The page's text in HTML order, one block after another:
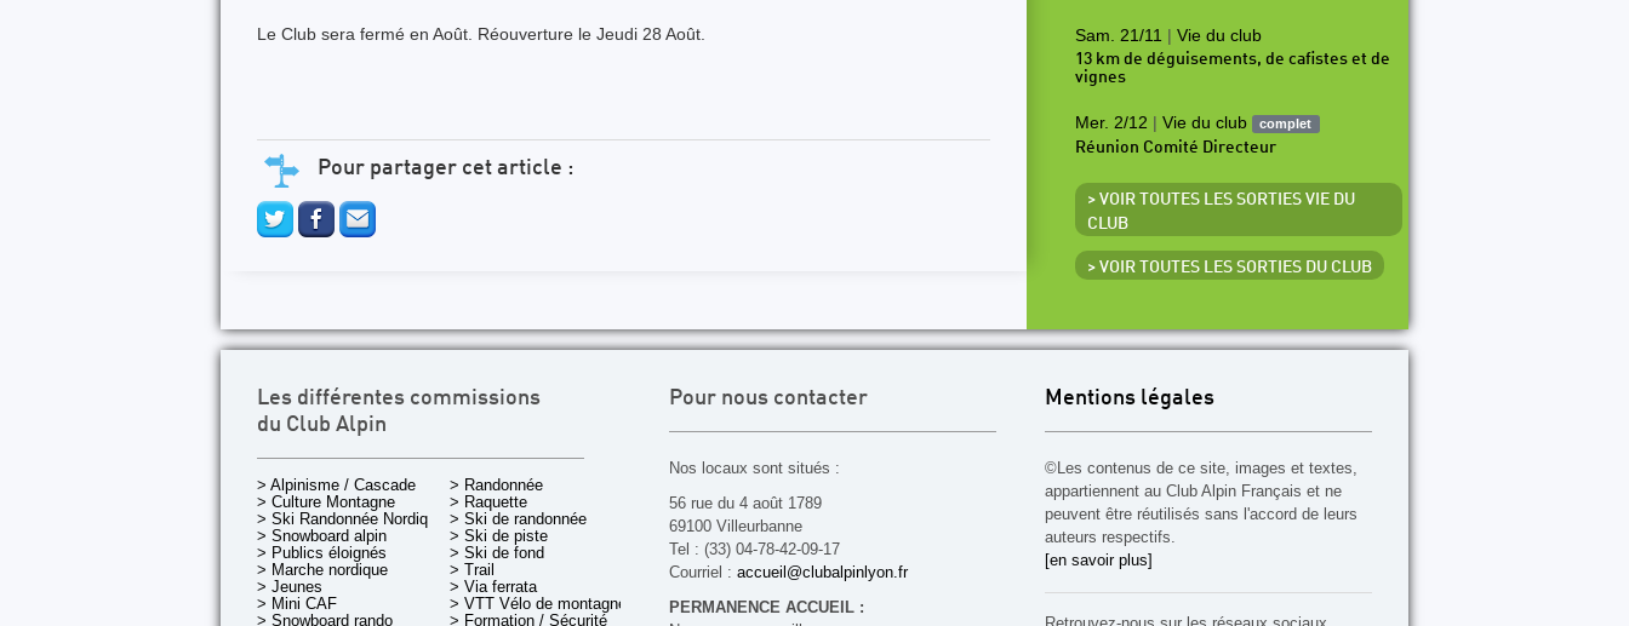
Le Club sera fermé en Août. Réouverture le Jeudi 28 Août.
Pour partager cet article :
Sam. 21/11 | Vie du club
13 km de déguisements, de cafistes et de
vignes
Mer. 2/12 | Vie du club complet
Réunion Comité Directeur
> VOIR TOUTES LES SORTIES VIE DU
CLUB
> VOIR TOUTES LES SORTIES DU CLUB
Les différentes commissions
du Club Alpin
> Alpinisme / Cascade
> Culture Montagne
> Ski Randonnée Nordique
> Snowboard alpin
> Publics éloignés
> Marche nordique
> Jeunes
> Mini CAF
> Snowboard rando
> Randonnée
> Raquette
> Ski de randonnée
> Ski de piste
> Ski de fond
> Trail
> Via ferrata
> VTT Vélo de montagne
> Formation / Sécurité
Pour nous contacter
Nos locaux sont situés :
56 rue du 4 août 1789
69100 Villeurbanne
Tel : (33) 04-78-42-09-17
Courriel : accueil@clubalpinlyon.fr
PERMANENCE ACCUEIL :
Mentions légales
©Les contenus de ce site, images et textes,
appartiennent au Club Alpin Français et ne
peuvent être réutilisés sans l'accord de leurs
auteurs respectifs.
[en savoir plus]